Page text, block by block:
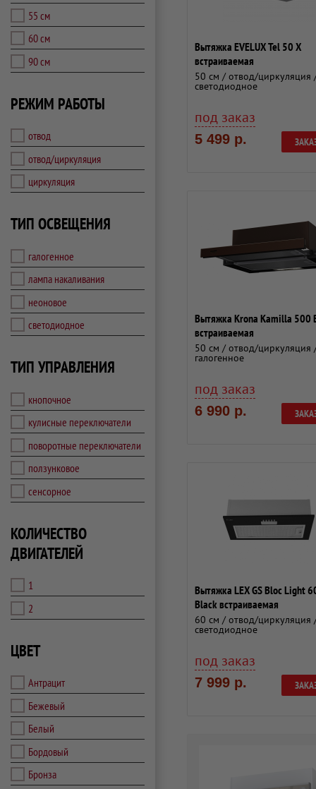
55 см
60 см
90 см
РЕЖИМ РАБОТЫ
отвод
отвод/циркуляция
циркуляция
ТИП ОСВЕЩЕНИЯ
галогенное
лампа накаливания
неоновое
светодиодное
ТИП УПРАВЛЕНИЯ
кнопочное
кулисные переключатели
поворотные переключатели
ползунковое
сенсорное
КОЛИЧЕСТВО
ДВИГАТЕЛЕЙ
1
2
ЦВЕТ
Антрацит
Бежевый
Белый
Бордовый
Бронза
Вытяжка EVELUX Tel 50 X
встраиваемая
50 см / отвод/циркуляция
светодиодное
под заказ
5 499 р.
Вытяжка Krona Kamilla 500
встраиваемая
50 см / отвод/циркуляция
галогенное
под заказ
6 990 р.
Вытяжка LEX GS Bloc Light
Black встраиваемая
60 см / отвод/циркуляция
светодиодное
под заказ
7 999 р.